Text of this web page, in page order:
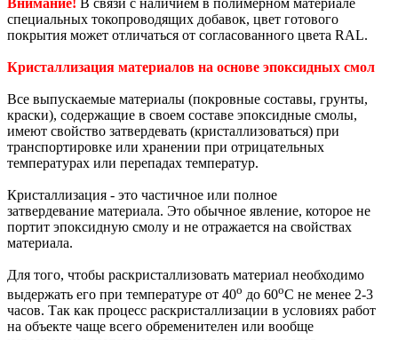
специальных токопроводящих добавок, цвет готового
покрытия может отличаться от согласованного цвета RAL.
Кристаллизация материалов на основе эпоксидных смол
Все выпускаемые материалы (покровные составы, грунты,
краски), содержащие в своем составе эпоксидные смолы,
имеют свойство затвердевать (кристаллизоваться) при
транспортировке или хранении при отрицательных
температурах или перепадах температур.
Кристаллизация - это частичное или полное
затвердевание материала. Это обычное явление, которое не
портит эпоксидную смолу и не отражается на свойствах
материала.
Для того, чтобы раскристаллизовать материал необходимо
выдержать его при температуре от 40о до 60оС не менее 2-3
часов. Так как процесс раскристаллизации в условиях работ
на объекте чаще всего обременителен или вообще